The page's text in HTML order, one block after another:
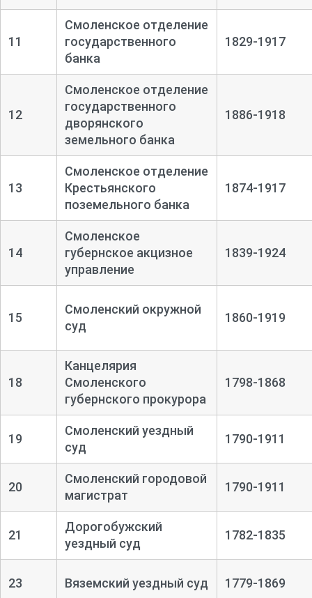
11
Смоленское отделение
государственного
банка
1829-1917
12
Смоленское отделение
государственного
дворянского
земельного банка
1886-1918
13
Смоленское отделение
Крестьянского
поземельного банка
1874-1917
14
Смоленское
губернское акцизное
управление
1839-1924
15
Смоленский окружной
суд
1860-1919
18
Канцелярия
Смоленского
губернского прокурора
1798-1868
19
Смоленский уездный
суд
1790-1911
20
Смоленский городовой
магистрат
1790-1911
21
Дорогобужский
уездный суд
1782-1835
23 Вяземский уездный суд 1779-1869